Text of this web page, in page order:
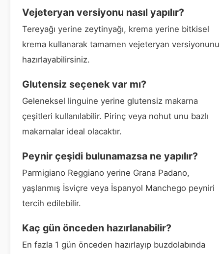
Vejeteryan versiyonu nasıl yapılır?
Tereyağı yerine zeytinyağı, krema yerine bitkisel
krema kullanarak tamamen vejeteryan versiyonunu
hazırlayabilirsiniz.
Glutensiz seçenek var mı?
Geleneksel linguine yerine glutensiz makarna
çeşitleri kullanılabilir. Pirinç veya nohut unu bazlı
makarnalar ideal olacaktır.
Peynir çeşidi bulunamazsa ne yapılır?
Parmigiano Reggiano yerine Grana Padano,
yaşlanmış İsviçre veya İspanyol Manchego peyniri
tercih edilebilir.
Kaç gün önceden hazırlanabilir?
En fazla 1 gün önceden hazırlayıp buzdolabında